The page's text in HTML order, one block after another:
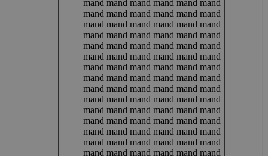
mand mand mand mand mand mand
mand mand mand mand mand mand
mand mand mand mand mand mand
mand mand mand mand mand mand
mand mand mand mand mand mand
mand mand mand mand mand mand
mand mand mand mand mand mand
mand mand mand mand mand mand
mand mand mand mand mand mand
mand mand mand mand mand mand
mand mand mand mand mand mand
mand mand mand mand mand mand
mand mand mand mand mand mand
mand mand mand mand mand mand
mand mand mand mand mand mand